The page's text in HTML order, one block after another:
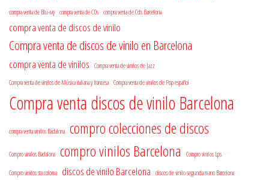
compra venta de Blu-ray compra venta de CDs compra venta de Cds Barcelona
compra venta de discos de vinilo
Compra venta de discos de vinilo en Barcelona
compra venta de vinilos
Compra venta de vinilos de Jazz
Compra venta de vinilos de Música italiana y francesa Compra venta de vinilos de Pop español
Compra venta discos de vinilo Barcelona
compra venta vinilos Badalona compro colecciones de discos
Compro vinilos Badalona compro vinilos Barcelona Compro vinilos Lps
Compro vinilos sta coloma discos de vinilo Barcelona discos de vinilo segunda mano Barcelona